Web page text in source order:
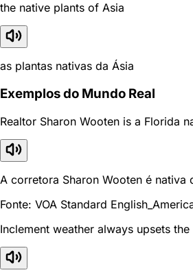
the native plants of Asia
as plantas nativas da Ásia
Exemplos do Mundo Real
Realtor Sharon Wooten is a Florida
A corretora Sharon Wooten é nativa
Fonte: VOA Standard
Inclement weather always upsets the